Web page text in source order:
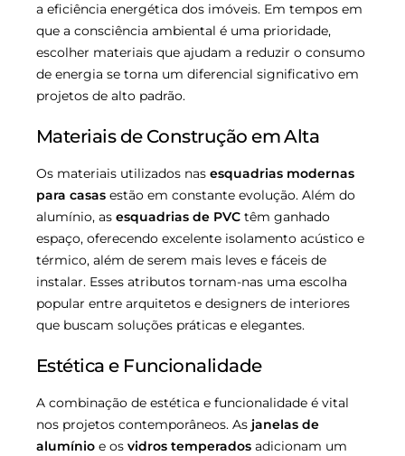
a eficiência energética dos imóveis. Em tempos em
que a consciência ambiental é uma prioridade,
escolher materiais que ajudam a reduzir o consumo
de energia se torna um diferencial significativo em
projetos de alto padrão.
Materiais de Construção em Alta
Os materiais utilizados nas esquadrias modernas
para casas estão em constante evolução. Além do
alumínio, as esquadrias de PVC têm ganhado
espaço, oferecendo excelente isolamento acústico e
térmico, além de serem mais leves e fáceis de
instalar. Esses atributos tornam-nas uma escolha
popular entre arquitetos e designers de interiores
que buscam soluções práticas e elegantes.
Estética e Funcionalidade
A combinação de estética e funcionalidade é vital
nos projetos contemporâneos. As janelas de
alumínio e os vidros temperados adicionam um